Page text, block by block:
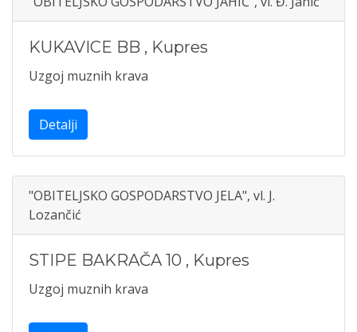
KUKAVICE BB , Kupres
Uzgoj muznih krava
Detalji
"OBITELJSKO GOSPODARSTVO JELA", vl. J.
Lozančić
STIPE BAKRAČA 10 , Kupres
Uzgoj muznih krava